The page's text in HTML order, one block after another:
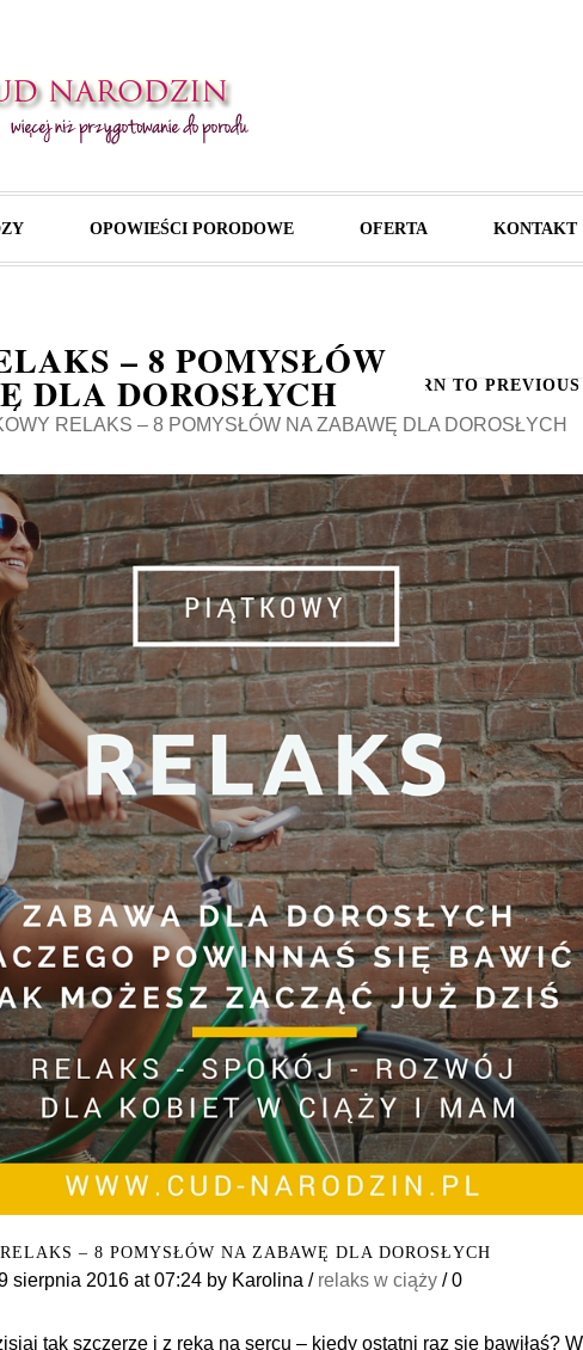
OPOWIEŚCI PORODOWE OFERTA KONTAKT
– 8 POMYSŁÓW
DLA DOROSŁYCH
RELAKS – 8 POMYSŁÓW NA ZABAWĘ DLA DOROSŁYCH
RETURN TO
– 8 POMYSŁÓW NA ZABAWĘ DLA DOROSŁYCH
sierpnia 2016 at 07:24 by Karolina / relaks w ciąży /0
tak szczerze i z ręką na sercu – kiedy ostatni raz się bawiłaś? W